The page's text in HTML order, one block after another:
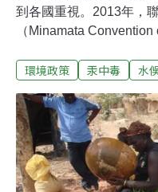
到各國重視。2013年，
（Minamata
定「執行聯合國汞水俣
產品的禁限用管制期程
際接軌，環保署日前舉
會」，邀集美國、歐盟
等國的專家學者，來台
行《汞水俣公約》的對
環境政策 汞中毒 水